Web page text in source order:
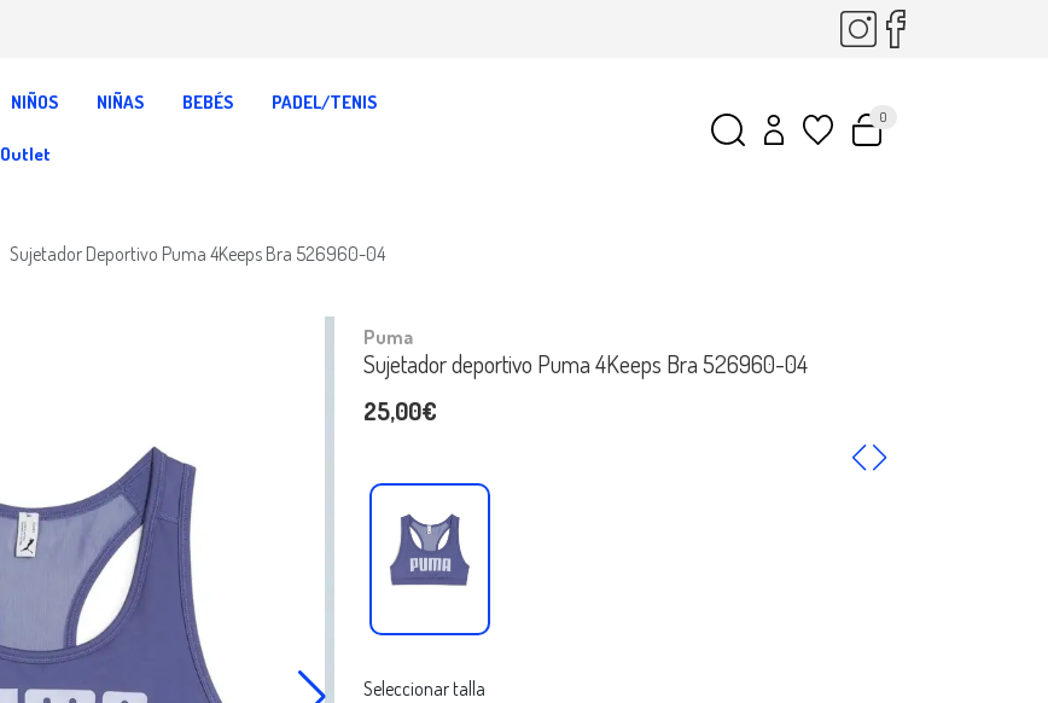
NIÑOS NIÑAS BEBÉS PADEL/TENIS
Outlet
0
Sujetador Deportivo Puma 4Keeps Bra 526960-04
Puma
Sujetador deportivo Puma 4Keeps Bra 526960-04
25,00€
Seleccionar talla